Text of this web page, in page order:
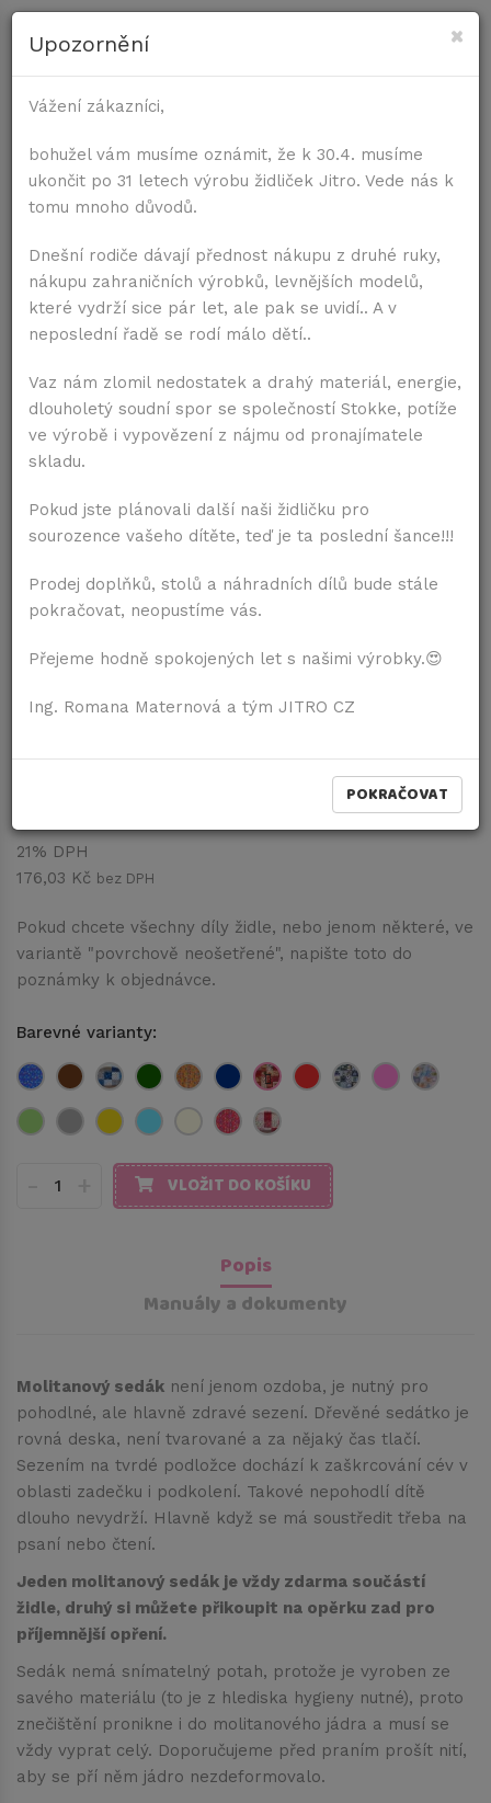
PRO ŽIDLE
Molitanový sedák
21% DPH
176,03 Kč bez DPH
Pokud chcete všechny díly židle, nebo jenom některé, ve
variantě "povrchově neošetřené", napište toto do
poznámky k objednávce.
Barevné varianty:
VLOŽIT DO KOŠÍKU
Popis
Manuály a dokumenty
Molitanový sedák není jenom ozdoba, je nutný pro
pohodlné, ale hlavně zdravé sezení. Dřevěné sedátko je
rovná deska, není tvarované a za nějaký čas tlačí.
Sezením na tvrdé podložce dochází k zaškrcování cév v
oblasti zadečku i podkolení. Takové nepohodlí dítě
dlouho nevydrží. Hlavně když se má soustředit třeba na
psaní nebo čtení.
Jeden molitanový sedák je vždy zdarma součástí
židle, druhý si můžete přikoupit na opěrku zad pro
příjemnější opření.
Sedák nemá snímatelný potah, protože je vyroben ze
savého materiálu (to je z hlediska hygieny nutné), proto
znečištění pronikne i do molitanového jádra a musí se
vždy vyprat celý. Doporučujeme před praním prošít nití,
aby se pří něm jádro nezdeformovalo.
×
Upozornění
Vážení zákazníci,
bohužel vám musíme oznámit, že k 30.4. musíme
ukončit po 31 letech výrobu židliček Jitro. Vede nás k
tomu mnoho důvodů.
Dnešní rodiče dávají přednost nákupu z druhé ruky,
nákupu zahraničních výrobků, levnějších modelů,
které vydrží sice pár let, ale pak se uvidí.. A v
neposlední řadě se rodí málo dětí..
Vaz nám zlomil nedostatek a drahý materiál, energie,
dlouholetý soudní spor se společností Stokke, potíže
ve výrobě i vypovězení z nájmu od pronajímatele
skladu.
Pokud jste plánovali další naši židličku pro
sourozence vašeho dítěte, teď je ta poslední šance!!!
Prodej doplňků, stolů a náhradních dílů bude stále
pokračovat, neopustíme vás.
Přejeme hodně spokojených let s našimi výrobky.😍
Ing. Romana Maternová a tým JITRO CZ
POKRAČOVAT